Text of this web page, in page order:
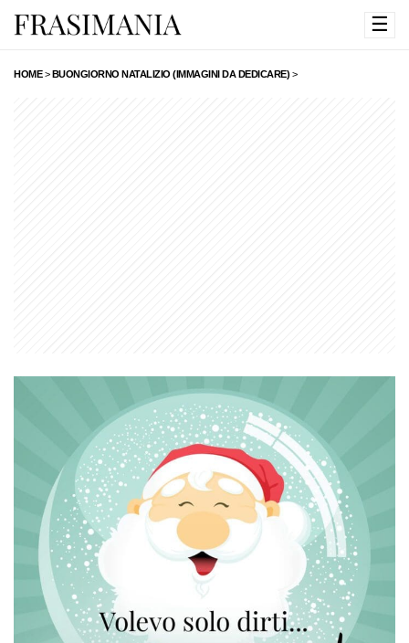
☰
HOME>BUONGIORNO NATALIZIO (IMMAGINI DA DEDICARE) >